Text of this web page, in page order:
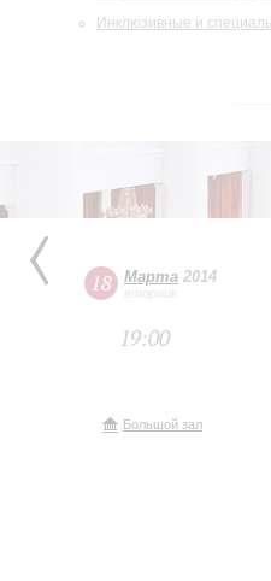
Инклюзивные и
18 Марта 2014
вторник
19:00
Большой зал